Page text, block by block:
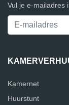
Vul je e-mailadres
Kamernet
Huurstunt